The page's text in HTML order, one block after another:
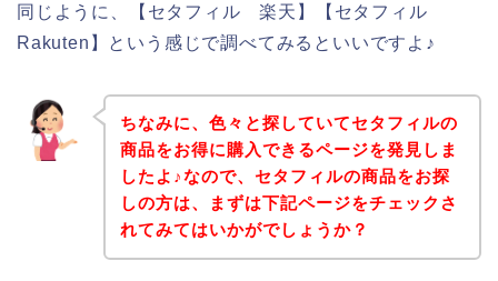
同じように、【セタフィル 楽天】【セタフィル
Rakuten】という感じで調べてみるといいですよ♪
ちなみに、色々と探していてセタフィルの
商品をお得に購入できるページを発見しま
したよ♪なので、セタフィルの商品をお探
しの方は、まずは下記ページをチェックさ
れてみてはいかがでしょうか？